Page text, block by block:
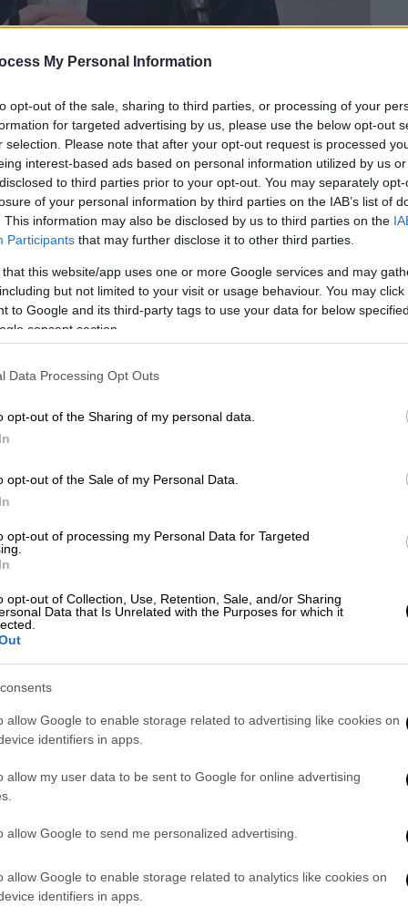
My Personal Information
opt-out of the sale, sharing to third parties, or processing of your
for targeted advertising by us, please use the below opt-out
selection. Please note that after your opt-out request is processed
interest-based ads based on personal information utilized by us
to third parties prior to your opt-out. You may separately
of your personal information by third parties on the IAB’s list of
This information may also be disclosed by us to third parties on the
Participants that may further disclose it to other third parties.
that this website/app uses one or more Google services and may
but not limited to your visit or usage behaviour. You may
to Google and its third-party tags to use your data for below
consent section.
Data Processing Opt Outs
opt-out of the Sharing of my personal data.
opt-out of the Sale of my Personal Data.
opt-out of processing my Personal Data for Targeted
opt-out of Collection, Use, Retention, Sale, and/or Sharing
Data that Is Unrelated with the Purposes for which it
allow Google to enable storage related to advertising like cookies on
identifiers in apps.
allow my user data to be sent to Google for online advertising
allow Google to send me personalized advertising.
allow Google to enable storage related to analytics like cookies on
identifiers in apps.
το ΕΘΝΟΣ στη Google
η σημερινή συνεδρίαση του
Συμμαχίακαθώς με το
τηναπόφαση - βόμβανα
του να ειδοποιήσουν τους
επρόκειτο να κάνει δηλώσεις στις
ΣΥΡΙΖΑ: «Δεν μπορώ να το
για το εάν ο πρόεδρος τουΣΥΡΙΖΑ
παραιτηθεί από την ηγεσία αφού «τις
μου».
και σύμφωνα με πληροφορίες είπε προς
«δεν μπορώ να το σηκώσω όλο αυτό» με
και η συζήτηση επικεντρώθηκε από
την απόφαση και σε αναδρομή
τουΑλέξη Τσίπρα
φορτισμένο με τα στελέχη να
τί ακριβώς τούς είχε
πριν.